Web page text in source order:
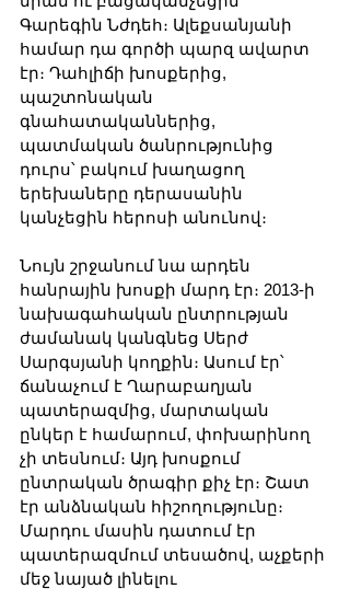
Գարեգին Նժդեհ։ Ալեքսանյանի
համար դա գործի պարզ ավարտ
էր։ Դահլիճի խոսքերից,
պաշտոնական
գնահատականներից,
պատմական ծանրությունից
դուրս՝ բակում խաղացող
երեխաները դերասանին
կանչեցին հերոսի անունով։
Նույն շրջանում նա արդեն
հանրային խոսքի մարդ էր։ 2013-ի
նախագահական ընտրության
ժամանակ կանգնեց Սերժ
Սարգսյանի կողքին։ Ասում էր՝
ճանաչում է Ղարաբաղյան
պատերազմից, մարտական
ընկեր է համարում, փոխարինող
չի տեսնում։ Այդ խոսքում
ընտրական ծրագիր քիչ էր։ Շատ
էր անձնական հիշողությունը։
Մարդու մասին դատում էր
պատերազմում տեսածով, աչքերի
մեջ նայած լինելու